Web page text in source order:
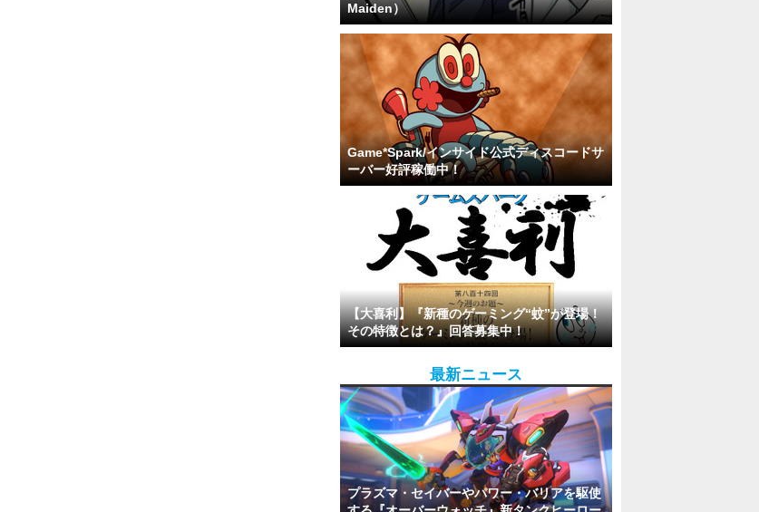
Maiden）
Game*Spark/インサイド公式ディスコードサ
ーバー好評稼働中！
【大喜利】『新種のゲーミング“蚊”が登場！
その特徴とは？』回答募集中！
最新ニュース
プラズマ・セイバーやパワー・バリアを駆使